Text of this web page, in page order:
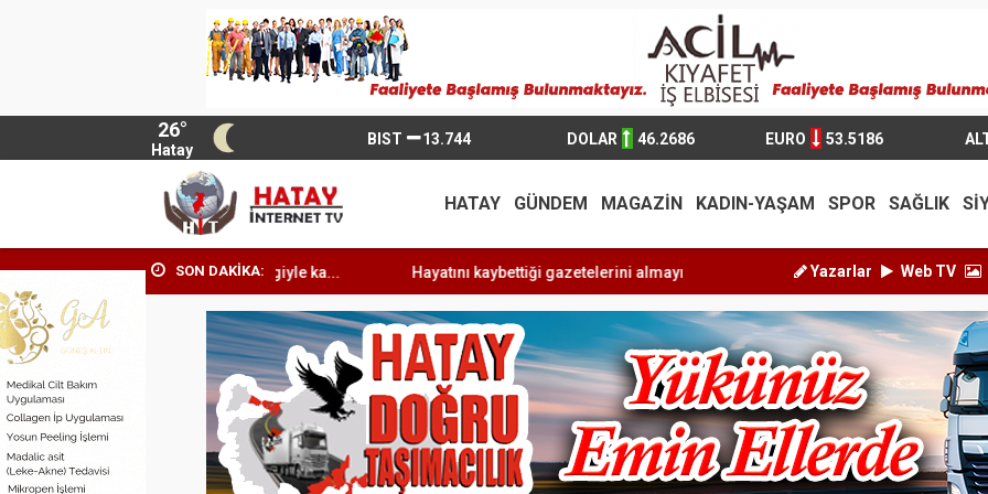
26°
Hatay
BIST 13.744 DOLAR 46.2686 EURO 53.5186
HATAY GÜNDEM MAGAZİN KADIN-YAŞAM SPOR SAĞLIK
SON DAKİKA: Hayatını kaybettiği gazetelerini almayınca an... Antalyada fuhuşa aracılık operasyonunda 7 tut...
Yazarlar Web TV